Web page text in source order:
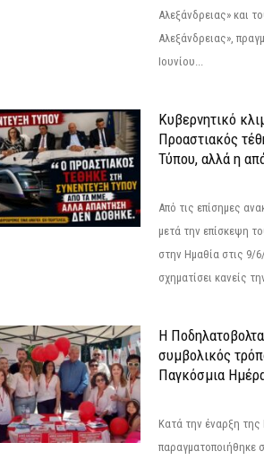
Αλεξάνδρειας» και
Αλεξάνδρειας»,
Ιουνίου...
Κυβερνητικό
Προαστιακός
Τύπου, αλλά η
Από τις επίσημες
μετά την επίσκεψη
στην Ημαθία στις 9/
σχηματίσει κανείς
Η Ποδηλατοβολτα
συμβολικός
Παγκόσμια
Κατά την έναρξη
παραγματοποιήθηκε